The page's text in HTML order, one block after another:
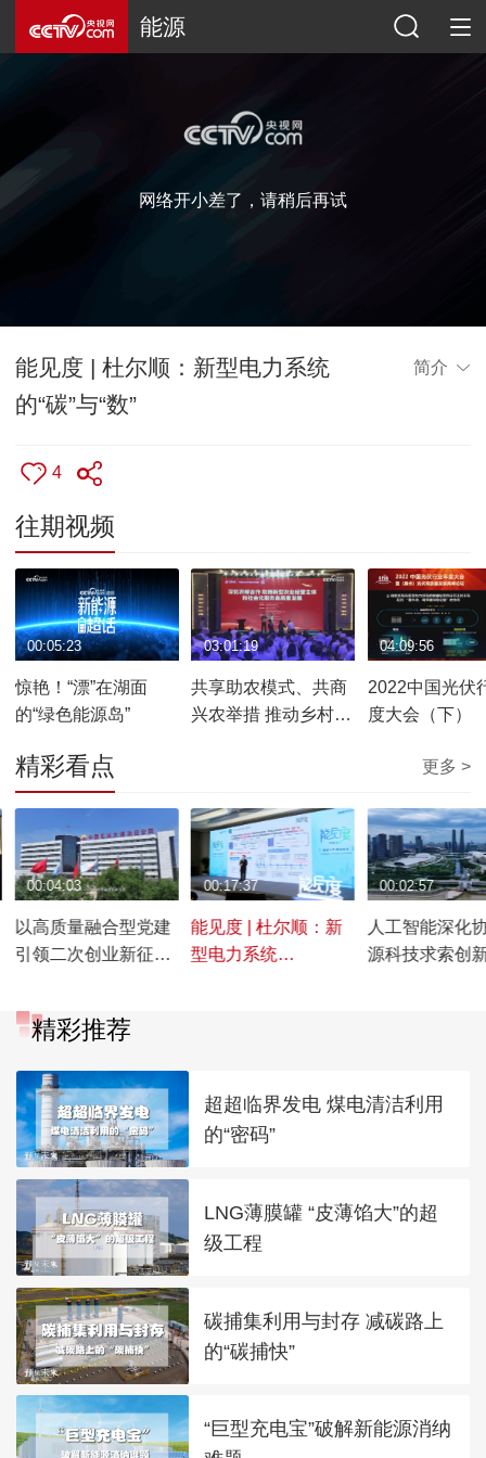
能源
网络开小差了，请稍后再试
能见度 | 杜尔顺：新型电力系统
的“碳”与“数”
简介
4
往期视频
惊艳！“漂”在湖面
的“绿色能源岛”
00:05:23
共享助农模式、共商
兴农举措 推动乡村振
03:01:19
2022中国光伏
度大会（下）
04:09:56
精彩看点 更多 >
以高质量融合型党建
引领二次创业新征程
作纪实
00:04:03
能见度 | 杜尔顺：新
型电力系统
00:17:37
人工智能深化
源科技求索
00:02:57
精彩推荐
超超临界发电 煤电清洁利用
的“密码”
LNG薄膜罐 “皮薄馅大”的超
级工程
碳捕集利用与封存 减碳路上
的“碳捕快”
“巨型充电宝”破解新能源消纳